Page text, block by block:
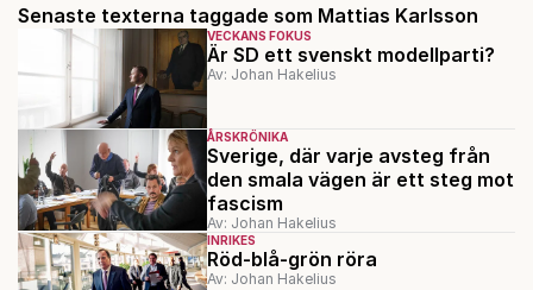
Senaste texterna taggade som Mattias Karlsson
VECKANS FOKUS
Är SD ett svenskt modellparti?
Av: Johan Hakelius
ÅRSKRÖNIKA
Sverige, där varje avsteg från
den smala vägen är ett steg mot
fascism
Av: Johan Hakelius
INRIKES
Röd-blå-grön röra
Av: Johan Hakelius